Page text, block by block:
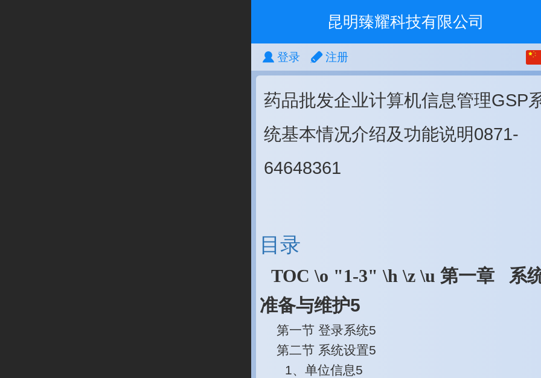
昆明臻耀科技有限公司
登录 注册
药品批发企业计算机信息管理GSP
统基本情况介绍及功能说明0871-
64648361
目录
TOC \o "1-3" \h \z \u第一章
系
准备与维护5
第一节 登录系统5
第二节 系统设置5
1、单位信息5